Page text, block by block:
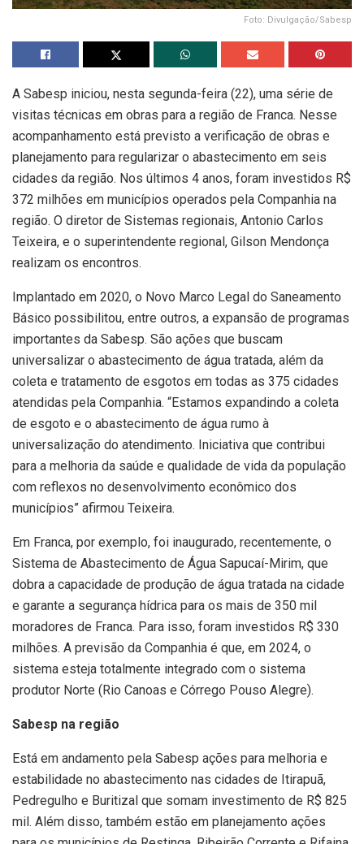
Foto: Divulgação/Sabesp
A Sabesp iniciou, nesta segunda-feira (22), uma série de
visitas técnicas em obras para a região de Franca. Nesse
acompanhamento está previsto a verificação de obras e
planejamento para regularizar o abastecimento em seis
cidades da região. Nos últimos 4 anos, foram investidos R$
372 milhões em municípios operados pela Companhia na
região. O diretor de Sistemas regionais, Antonio Carlos
Teixeira, e o superintendente regional, Gilson Mendonça
realizam os encontros.
Implantado em 2020, o Novo Marco Legal do Saneamento
Básico possibilitou, entre outros, a expansão de programas
importantes da Sabesp. São ações que buscam
universalizar o abastecimento de água tratada, além da
coleta e tratamento de esgotos em todas as 375 cidades
atendidas pela Companhia. “Estamos expandindo a coleta
de esgoto e o abastecimento de água rumo à
universalização do atendimento. Iniciativa que contribui
para a melhoria da saúde e qualidade de vida da população
com reflexos no desenvolvimento econômico dos
municípios” afirmou Teixeira.
Em Franca, por exemplo, foi inaugurado, recentemente, o
Sistema de Abastecimento de Água Sapucaí-Mirim, que
dobra a capacidade de produção de água tratada na cidade
e garante a segurança hídrica para os mais de 350 mil
moradores de Franca. Para isso, foram investidos R$ 330
milhões. A previsão da Companhia é que, em 2024, o
sistema esteja totalmente integrado com o sistema
produtor Norte (Rio Canoas e Córrego Pouso Alegre).
Sabesp na região
Está em andamento pela Sabesp ações para melhoria e
estabilidade no abastecimento nas cidades de Itirapuã,
Pedregulho e Buritizal que somam investimento de R$ 825
mil. Além disso, também estão em planejamento ações